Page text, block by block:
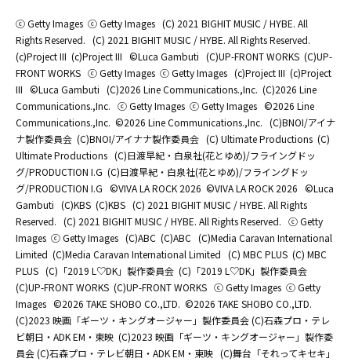
ⓒ Getty Images ⓒ Getty Images (C) 2021 BIGHIT MUSIC / HYBE. All
Rights Reserved. (C) 2021 BIGHIT MUSIC / HYBE. All Rights Reserved.
(c)Project III (c)Project III ©Luca Gambuti (C)UP-FRONT WORKS (C)UP-
FRONT WORKS ⓒ Getty Images ⓒ Getty Images (c)Project III (c)Project
III ©Luca Gambuti (C)2026 Line Communications.,Inc. (C)2026 Line
Communications.,Inc. ⓒ Getty Images ⓒ Getty Images ©2026 Line
Communications.,Inc. ©2026 Line Communications.,Inc. (C)BNOI/アイナ
ナ製作委員会 (C)BNOI/アイナナ製作委員会 (C) Ultimate Productions (C)
Ultimate Productions (C)日渡早紀・白泉社(花とゆめ)/フライングドッ
グ/PRODUCTION I.G (C)日渡早紀・白泉社(花とゆめ)/フライングドッ
グ/PRODUCTION I.G ©️VIVA LA ROCK 2026 ©️VIVA LA ROCK 2026 ©Luca
Gambuti (C)KBS (C)KBS (C) 2021 BIGHIT MUSIC / HYBE. All Rights
Reserved. (C) 2021 BIGHIT MUSIC / HYBE. All Rights Reserved. ⓒ Getty
Images ⓒ Getty Images (C)ABC (C)ABC (C)Media Caravan International
Limited (C)Media Caravan International Limited (C) MBC PLUS (C) MBC
PLUS (C)「2019 L♡DK」製作委員会 (C)「2019 L♡DK」製作委員会
(C)UP-FRONT WORKS (C)UP-FRONT WORKS ⓒ Getty Images ⓒ Getty
Images ©2026 TAKE SHOBO CO.,LTD. ©2026 TAKE SHOBO CO.,LTD.
(C)2023 映画「ギーツ・キングオージャー」製作委員会 (C)石森プロ・テレ
ビ朝日・ADK EM・東映 (C)2023 映画「ギーツ・キングオージャー」製作委
員会 (C)石森プロ・テレビ朝日・ADK EM・東映 (C)舞台「それってキセキ」